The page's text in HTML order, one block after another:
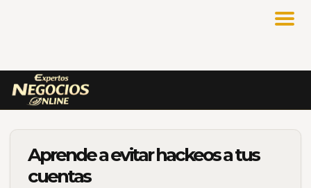
Aprende a evitar hackeos a tus
cuentas